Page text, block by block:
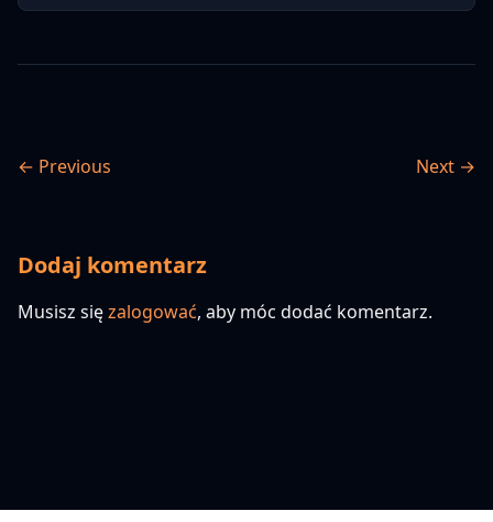
← Previous Next →
Dodaj komentarz
Musisz sięzalogować, aby móc dodać komentarz.